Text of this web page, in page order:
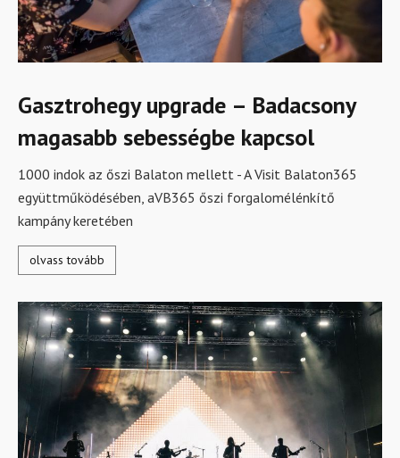
Gasztrohegy upgrade – Badacsony
magasabb sebességbe kapcsol
1000 indok az őszi Balaton mellett - A Visit Balaton365
együttműködésében, aVB365 őszi forgalomélénkítő
kampány keretében
olvass tovább